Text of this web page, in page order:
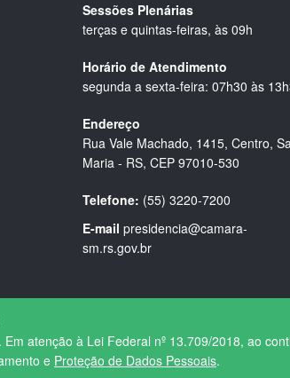
atenção à Lei Federal nº 13.709/2018, ao
e Proteção de Dados Pessoais.
Sessões Plenárias
terças e quintas-feiras, às 09h
Horário de Atendimento
segunda a sexta-feira: 07h30 às
Endereço
Rua Vale Machado, 1415, Centro,
Maria - RS, CEP 97010-530
Telefone: (55) 3220-7200
E-mail presidencia@camara-
sm.rs.gov.br
de Privacidade |Termos de Uso